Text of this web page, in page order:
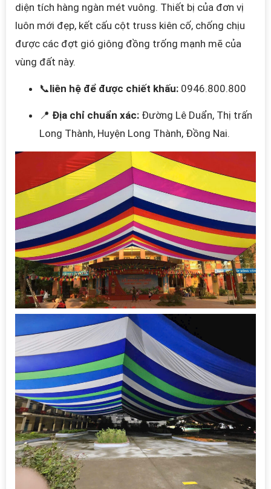
diện tích hàng ngàn mét vuông. Thiết bị của đơn vị
luôn mới đẹp, kết cấu cột truss kiên cố, chống chịu
được các đợt gió giông đồng trống mạnh mẽ của
vùng đất này.
📞liên hệ để được chiết khấu: 0946.800.800
📍 Địa chỉ chuẩn xác: Đường Lê Duẩn, Thị trấn
Long Thành, Huyện Long Thành, Đồng Nai.